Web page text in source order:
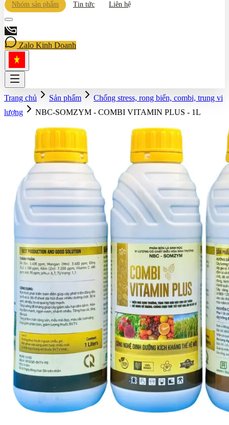
Nhóm sản phẩm
Tin tức Liên hệ
Zalo Kinh Doanh
Trang chủ Sản phẩm
Chống stress, rong biển, combi, trung vi
lượng
NBC-SOMZYM - COMBI VITAMIN PLUS - 1L